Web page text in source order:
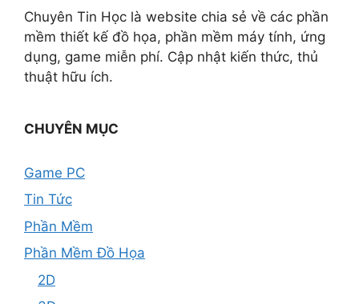
Chuyên Tin Học là website chia sẻ về các phần
mềm thiết kế đồ họa, phần mềm máy tính, ứng
dụng, game miễn phí. Cập nhật kiến thức, thủ
thuật hữu ích.
CHUYÊN MỤC
Game PC
Tin Tức
Phần Mềm
Phần Mềm Đồ Họa
2D